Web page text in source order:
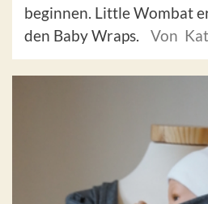
beginnen. Little Wombat
den Baby Wraps.
Von